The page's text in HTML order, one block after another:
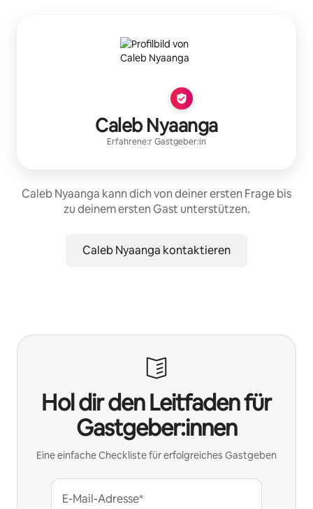
Caleb Nyaanga
Erfahrene:r Gastgeber:in
Caleb Nyaanga kann dich von deiner ersten Frage bis
zu deinem ersten Gast unterstützen.
Caleb Nyaanga kontaktieren
Hol dir den Leitfaden für
Gastgeber:innen
Eine einfache Checkliste für erfolgreiches Gastgeben
E-Mail-Adresse*